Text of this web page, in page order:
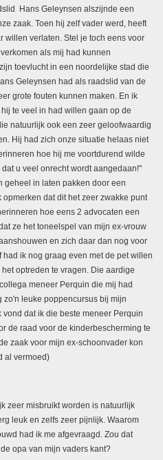
Hans Geleynsen alszijnde een
zaak. Toen hij zelf vader werd, heeft
willen verlaten. Stel je toch eens voor
als mij had kunnen
toevlucht in een noordelijke stad die
Geleynsen had als raadslid van de
grote fouten kunnen maken. En ik
te veel in had willen gaan op de
natuurlijk ook een zeer geloofwaardig
Hij had zich onze situatie helaas niet
hoe hij me voortdurend wilde
u veel onrecht wordt aangedaan!"
geheel in laten pakken door een
dat dit het zeer zwakke punt
hoe eens 2 advocaten een
ze het toneelspel van mijn ex-vrouw
en zich daar dan nog voor
ik nog graag even met de pet willen
optreden te vragen. Die aardige
meneer Perquin die mij had
leuke poppencursus bij mijn
dat ik die beste meneer Perquin
de raad voor de kinderbescherming te
zaak voor mijn ex-schoonvader kon
al vermoed)
zeer misbruikt worden is natuurlijk
leuk en zelfs zeer pijnlijk. Waarom
had ik me afgevraagd. Zou dat
opa van mijn vaders kant?